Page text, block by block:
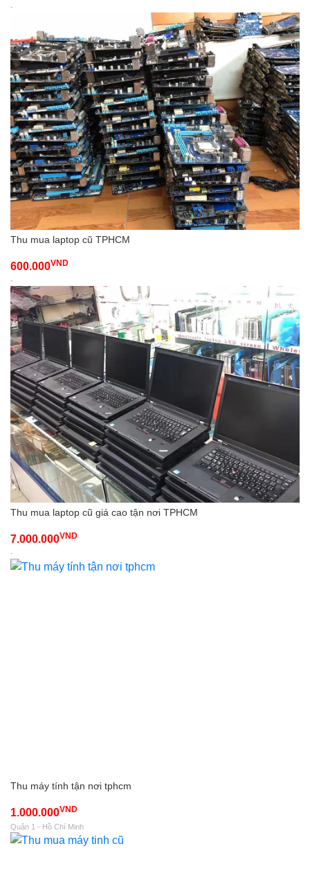
-
Thu mua laptop cũ TPHCM
600.000VND
-
Thu mua laptop cũ giá cao tận nơi TPHCM
7.000.000VND
-
Thu máy tính tận nơi tphcm
1.000.000VND
Quận 1 - Hồ Chí Minh